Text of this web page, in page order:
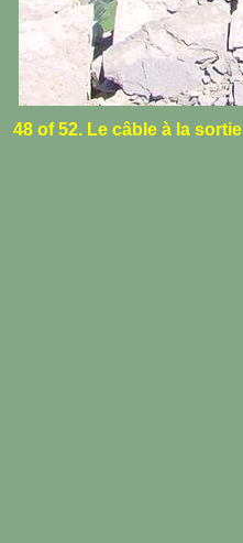
48 of 52. Le câble à la sortie